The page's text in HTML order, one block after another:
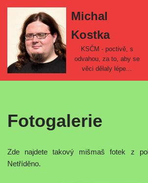
Přeskočit
obsah
Michal
Kostka
KSČM - poctivě, s
odvahou, za to, aby se
věci dělaly lépe...
Fotogalerie
Zde najdete takový mišmaš fotek z
Netříděno.